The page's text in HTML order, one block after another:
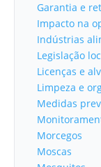
Garantia e
Impacto na
Indústrias
Legislação
Licenças e
Limpeza e
Medidas
Morcegos
Moscas